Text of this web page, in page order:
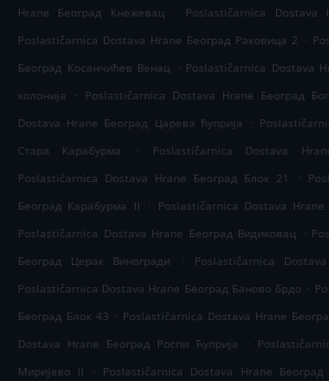
Hrane Београд Кнежевац
. Poslastičarnica Dostava
Poslastičarnica Dostava Hrane Београд Раковица 2 .
Београд Косанчићев Венац . Poslastičarnica Dostava
колонија
. Poslastičarnica Dostava Hrane Београд
Dostava Hrane Београд Царева ћуприја
.
Стара Карабурма
. Poslastičarnica Dostava
Poslastičarnica Dostava Hrane Београд Блок 21
.
Београд Карабурма II
. Poslastičarnica Dostava
Poslastičarnica Dostava Hrane Београд Видиковац .
Београд Церак Виногради
. Poslastičarnica
Poslastičarnica Dostava Hrane Београд Баново брдо .
Београд Блок 43 . Poslastičarnica Dostava Hrane
Dostava Hrane Београд Роспи Ћуприја
.
Миријево II
. Poslastičarnica Dostava Hrane Београд